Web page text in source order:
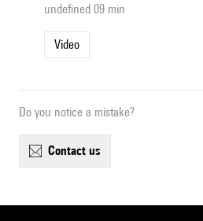
undefined 09 min
Video
Do you notice a mistake?
contact us